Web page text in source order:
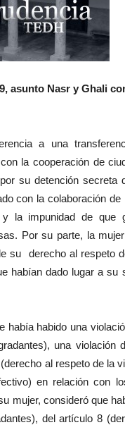
asunto Nasr y Ghali
a una
la cooperación de
su detención secreta
con la colaboración de
la impunidad de que
Por su parte, la
su derecho al respeto
habían dado lugar a su
habido una
una violación
al respeto de la
en relación con
mujer, consideró que
del artículo 8